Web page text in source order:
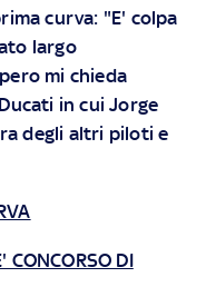
curva: "E' colpa
largo
mi chieda
in cui Jorge
degli altri piloti e
CONCORSO DI